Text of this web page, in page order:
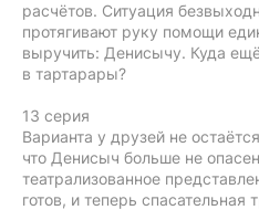
расчётов. Ситуация
протягивают руку помощи
выручить: Денисычу. Куда
в тартарары?
13 серия
Варианта у друзей не
что Денисыч больше не
театрализованное
готов, и теперь